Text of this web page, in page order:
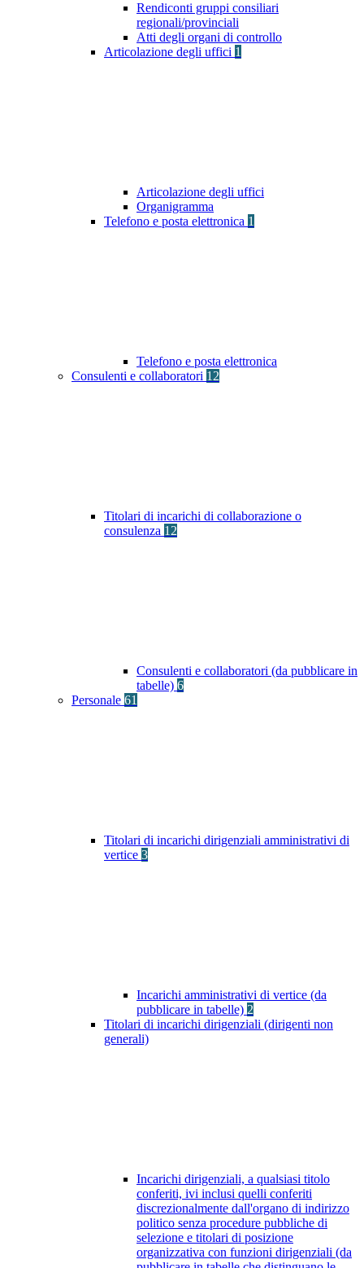
Rendiconti gruppi consiliari
regionali/provinciali
Atti degli organi di controllo
Articolazione degli uffici 1
Articolazione degli uffici
Organigramma
Telefono e posta elettronica 1
Telefono e posta elettronica
Consulenti e collaboratori 12
Titolari di incarichi di collaborazione o
consulenza 12
Consulenti e collaboratori (da pubblicare in
tabelle) 6
Personale 61
Titolari di incarichi dirigenziali amministrativi di
vertice 3
Incarichi amministrativi di vertice (da
pubblicare in tabelle) 2
Titolari di incarichi dirigenziali (dirigenti non
generali)
Incarichi dirigenziali, a qualsiasi titolo
conferiti, ivi inclusi quelli conferiti
discrezionalmente dall'organo di indirizzo
politico senza procedure pubbliche di
selezione e titolari di posizione
organizzativa con funzioni dirigenziali (da